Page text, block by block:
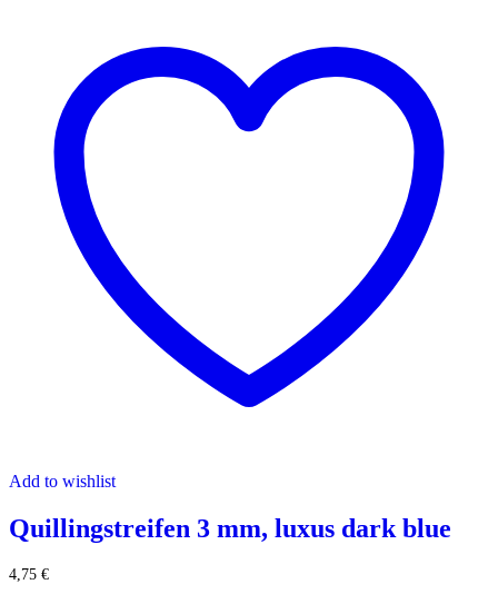
Add to wishlist
Quillingstreifen 3 mm, luxus dark blue
4,75 €